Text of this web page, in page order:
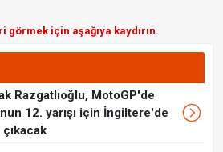
görmek için aşağıya kaydırın.
Razgatlıoğlu, MotoGP'de
12. yarışı için İngiltere'de